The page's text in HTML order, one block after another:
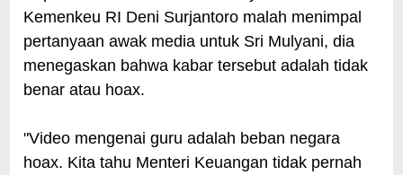
Kemenkeu RI Deni Surjantoro malah menimpal
pertanyaan awak media untuk Sri Mulyani, dia
menegaskan bahwa kabar tersebut adalah tidak
benar atau hoax.
"Video mengenai guru adalah beban negara
hoax. Kita tahu Menteri Keuangan tidak pernah